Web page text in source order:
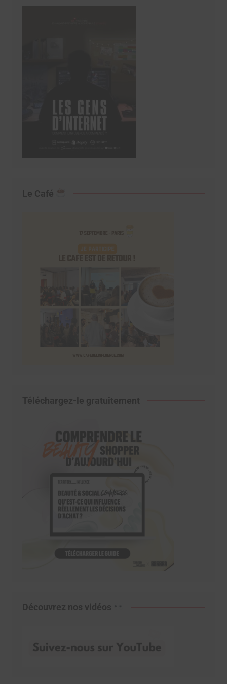
Le Café
Téléchargez-le gratuitement
Découvrez nos vidéos